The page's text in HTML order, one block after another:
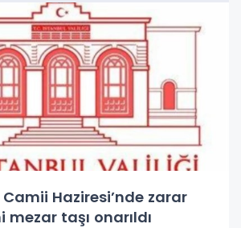
Haziresi’nde zarar
taşı onarıldı